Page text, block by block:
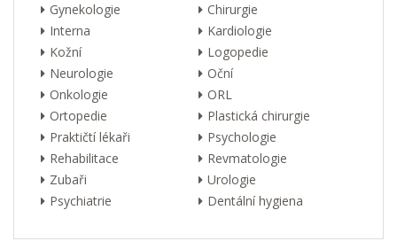
Gynekologie
Chirurgie
Interna
Kardiologie
Kožní
Logopedie
Neurologie
Oční
Onkologie
ORL
Ortopedie
Plastická chirurgie
Praktičtí lékaři
Psychologie
Rehabilitace
Revmatologie
Zubaři
Urologie
Psychiatrie
Dentální hygiena